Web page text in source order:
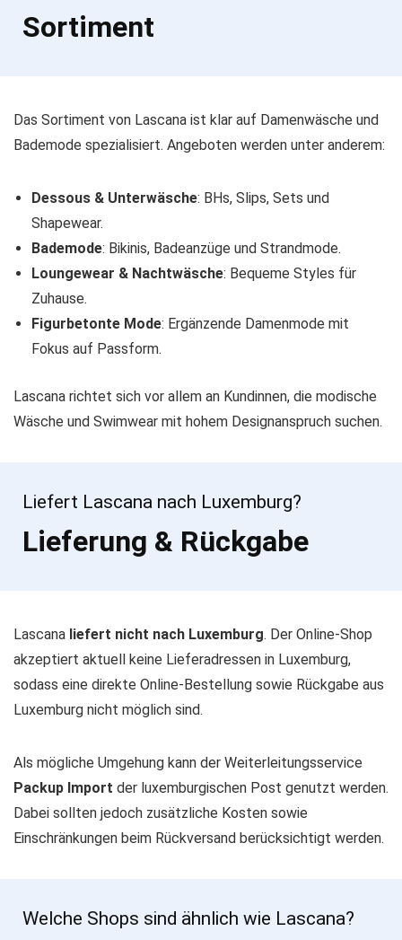
Sortiment
Das Sortiment von Lascana ist klar auf Damenwäsche und
Bademode spezialisiert. Angeboten werden unter anderem:
Dessous & Unterwäsche: BHs, Slips, Sets und
Shapewear.
Bademode: Bikinis, Badeanzüge und Strandmode.
Loungewear & Nachtwäsche: Bequeme Styles für
Zuhause.
Figurbetonte Mode: Ergänzende Damenmode mit
Fokus auf Passform.
Lascana richtet sich vor allem an Kundinnen, die modische
Wäsche und Swimwear mit hohem Designanspruch suchen.
Liefert Lascana nach Luxemburg?
Lieferung & Rückgabe
Lascana liefert nicht nach Luxemburg. Der Online-Shop
akzeptiert aktuell keine Lieferadressen in Luxemburg,
sodass eine direkte Online-Bestellung sowie Rückgabe aus
Luxemburg nicht möglich sind.
Als mögliche Umgehung kann der Weiterleitungsservice
Packup Import der luxemburgischen Post genutzt werden.
Dabei sollten jedoch zusätzliche Kosten sowie
Einschränkungen beim Rückversand berücksichtigt werden.
Welche Shops sind ähnlich wie Lascana?